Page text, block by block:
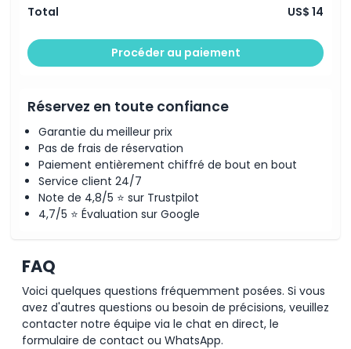
Politique enfant/adulte
Exclus
Heures d'ouverture
À savoir
Comment s'y rendre
Comment échanger
Total
US$ 14
Procéder au paiement
Réservez en toute confiance
Garantie du meilleur prix
Pas de frais de réservation
Paiement entièrement chiffré de bout en bout
Service client 24/7
Note de 4,8/5 ⭐ sur Trustpilot
4,7/5 ⭐ Évaluation sur Google
FAQ
Voici quelques questions fréquemment posées. Si vous
avez d'autres questions ou besoin de précisions, veuillez
contacter notre équipe via le chat en direct, le
formulaire de contact ou WhatsApp.